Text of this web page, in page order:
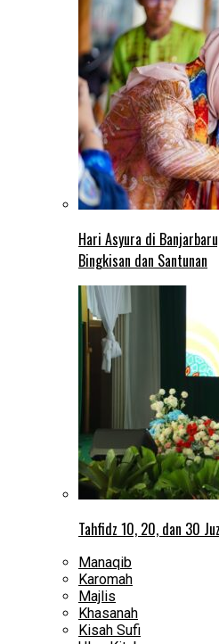
Hari Asyura di
Bingkisan dan Santunan
Tahfidz 10, 20, dan 30
Manaqib
Karomah
Majlis
Khasanah
Kisah Sufi